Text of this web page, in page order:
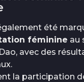
été
féminine au
avec des
la participation